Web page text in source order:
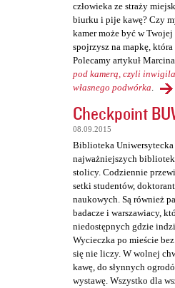
człowieka ze straży
biurku i pije kawę? Czy
kamer może być w
spojrzysz na mapkę,
Polecamy artykuł
pod kamerą, czyli
własnego podwórka.
Checkpoint
08.09.2015
Biblioteka Uniwersytecka
najważniejszych
stolicy. Codziennie
setki studentów,
naukowych. Są również
badacze i warszawiacy,
niedostępnych gdzie
Wycieczka po mieście
się nie liczy. W wolnej
kawę, do słynnych
wystawę. Wszystko dla